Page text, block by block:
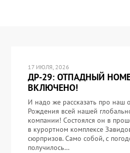
17 ИЮЛЯ, 2026
ДР-29: ОТПАДНЫЙ
ВКЛЮЧЕНО!
И надо же рассказать про наш
Рождения всей нашей
компании! Состоялся он в
в курортном комплексе
сюрпризов. Само собой, с
получилось…